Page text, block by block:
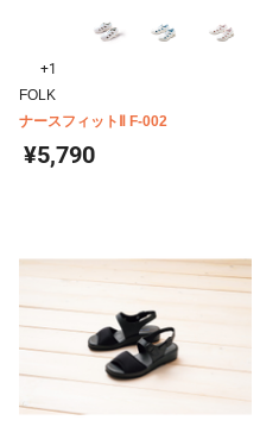
+1
FOLK
ナースフィットⅡ F-002
¥5,790